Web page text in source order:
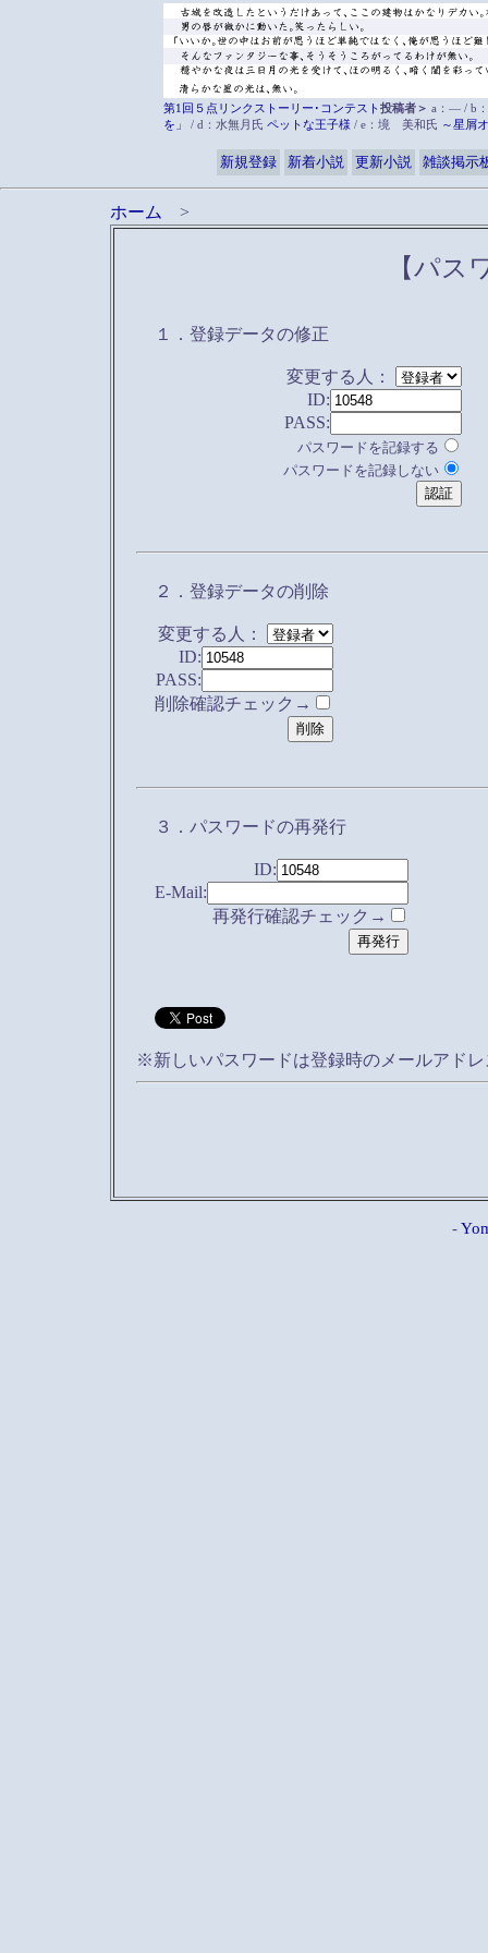
第1回５点リンクストーリー･コンテスト投稿者＞ a：― / b
を」
/ d：水無月氏 ペットな王子様 / e：境 美和氏 ～星屑
新規登録 新着小説 更新小説 雑談掲示
ホーム >
【パス
１．登録データの修正
変更する人：
ID:
PASS:
パスワードを記録する
パスワードを記録しない
２．登録データの削除
変更する人：
ID:
PASS:
削除確認チェック→
３．パスワードの再発行
ID:
E-Mail:
再発行確認チェック→
※新しいパスワードは登録時のメールアド
-